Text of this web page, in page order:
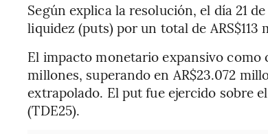
Según explica la resolución, el día 21
liquidez (puts) por un total de ARS$113
El impacto monetario expansivo como
millones, superando en AR$23.072
extrapolado. El put fue ejercido sobre
(TDE25).